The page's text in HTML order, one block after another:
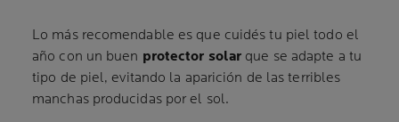
Lo más recomendable es que cuidés tu piel todo el
año con un buen protector solar que se adapte a tu
tipo de piel, evitando la aparición de las terribles
manchas producidas por el sol.